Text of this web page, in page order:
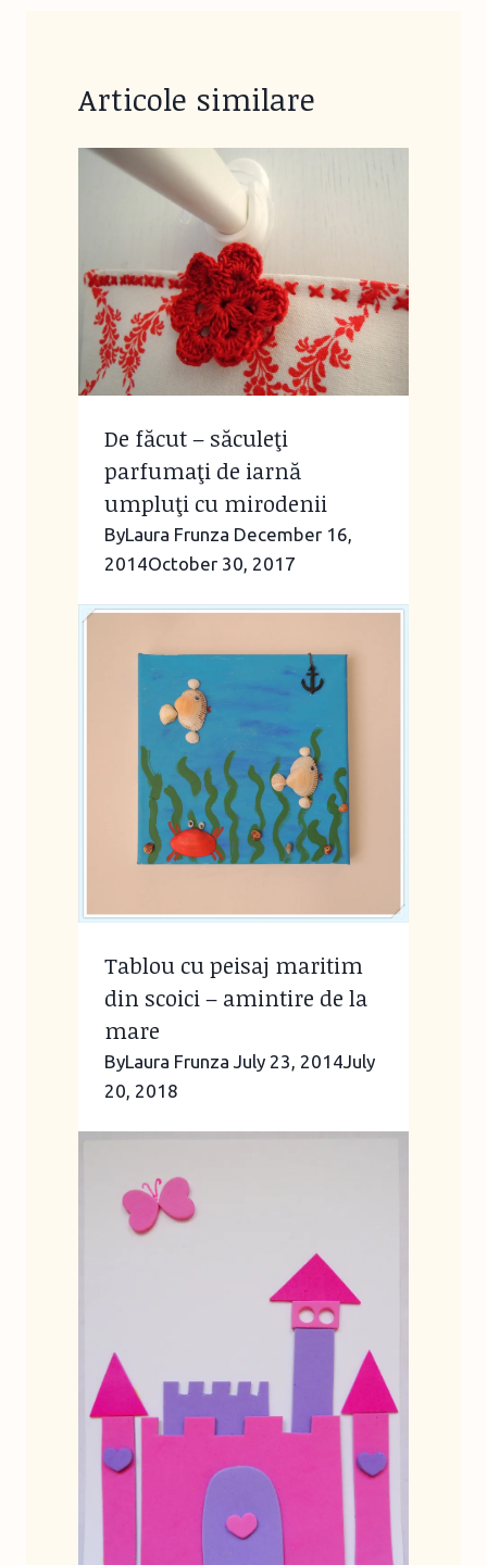
Articole similare
De făcut – săculeţi
parfumaţi de iarnă
umpluţi cu mirodenii
ByLaura Frunza December 16,
2014October 30, 2017
Tablou cu peisaj maritim
din scoici – amintire de la
mare
ByLaura Frunza July 23, 2014July
20, 2018